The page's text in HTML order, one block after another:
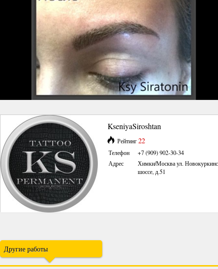
KseniyaSiroshtan
Рейтинг22
Телефон
+7 (909) 902-30-34
Адрес
Химки/Москва ул.
шоссе, д.51
Другие работы